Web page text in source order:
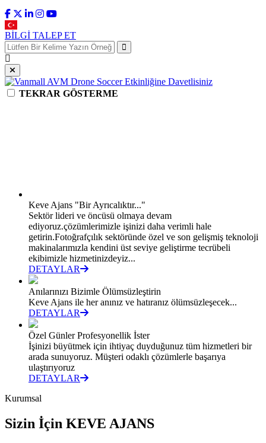
BİLGİ TALEP ET
TEKRAR GÖSTERME
Keve Ajans "Bir Ayrıcalıktır..."
Sektör lideri ve öncüsü olmaya devam
ediyoruz.çözümlerimizle işinizi daha verimli hale
getirin.Fotoğrafçılık sektöründe özel ve son gelişmiş teknoloji
makinalarımızla kendini üst seviye geliştirme tecrübeli
ekibimizle hizmetinizdeyiz...
DETAYLAR
Anılarınızı Bizimle Ölümsüzleştirin
Keve Ajans ile her anınız ve hatıranız ölümsüzleşecek...
DETAYLAR
Özel Günler Profesyonellik İster
İşinizi büyütmek için ihtiyaç duyduğunuz tüm hizmetleri bir
arada sunuyoruz. Müşteri odaklı çözümlerle başarıya
ulaştırıyoruz
DETAYLAR
Kurumsal
Sizin İçin KEVE AJANS